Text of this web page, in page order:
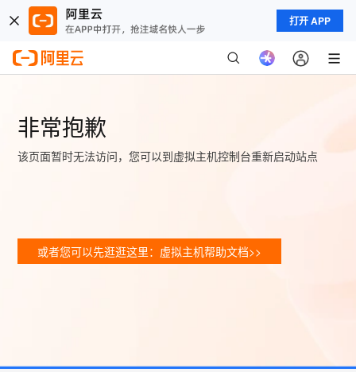
打开 APP
非常抱歉
该页面暂时无法访问，您可以到虚拟主机控制台重新启动站点
或者您可以先逛逛这里：虚拟主机帮助文档>>